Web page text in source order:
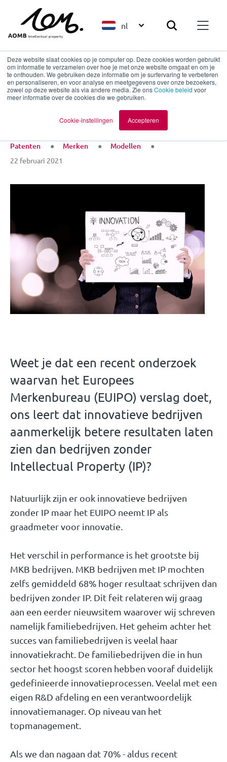
Deze website slaat cookies op je computer op. Deze cookies worden gebruikt
om informatie te verzamelen over hoe je met onze website omgaat en om je
te onthouden. We gebruiken deze informatie om je surfervaring te verbeteren
en personaliseren, en voor analyse en meetgegevens over onze bezoekers,
zowel op deze website als via andere media. Zie onsCookie beleid voor
meer informatie over de cookies die we gebruiken.
Cookie-instellingen Accepteren
nl
Terug naar overzicht
Weetjes
Patenten Merken Modellen
22 februari 2021
Weet je dat een recent onderzoek
waarvan het Europees
Merkenbureau (EUIPO) verslag doet,
ons leert dat innovatieve bedrijven
aanmerkelijk betere resultaten laten
zien dan bedrijven zonder
Intellectual Property (IP)?
Natuurlijk zijn er ook innovatieve bedrijven
zonder IP maar het EUIPO neemt IP als
graadmeter voor innovatie.
Het verschil in performance is het grootste bij
MKB bedrijven. MKB bedrijven met IP mochten
zelfs gemiddeld 68% hoger resultaat schrijven dan
bedrijven zonder IP. Dit feit relateren wij graag
aan een eerder nieuwsitem waarover wij schreven
namelijk familiebedrijven. Het geheim achter het
succes van familiebedrijven is veelal haar
innovatiekracht. De familiebedrijven die in hun
sector het hoogst scoren hebben vooraf duidelijk
gedefinieerde innovatieprocessen. Veelal met een
eigen R&D afdeling en een verantwoordelijk
innovatiemanager. Op niveau van het
topmanagement.
Als we dan nagaan dat 70% - aldus recent